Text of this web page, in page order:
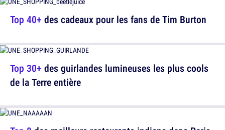
Top 30+ des guirlandes lumineuses les plus cools
de la Terre entière
Top 40+ des cadeaux pour les fans de Tim Burton